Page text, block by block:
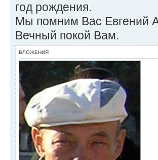
год рождения.
Мы помним Вас Евгений
Вечный покой Вам.
ВЛОЖЕНИЯ